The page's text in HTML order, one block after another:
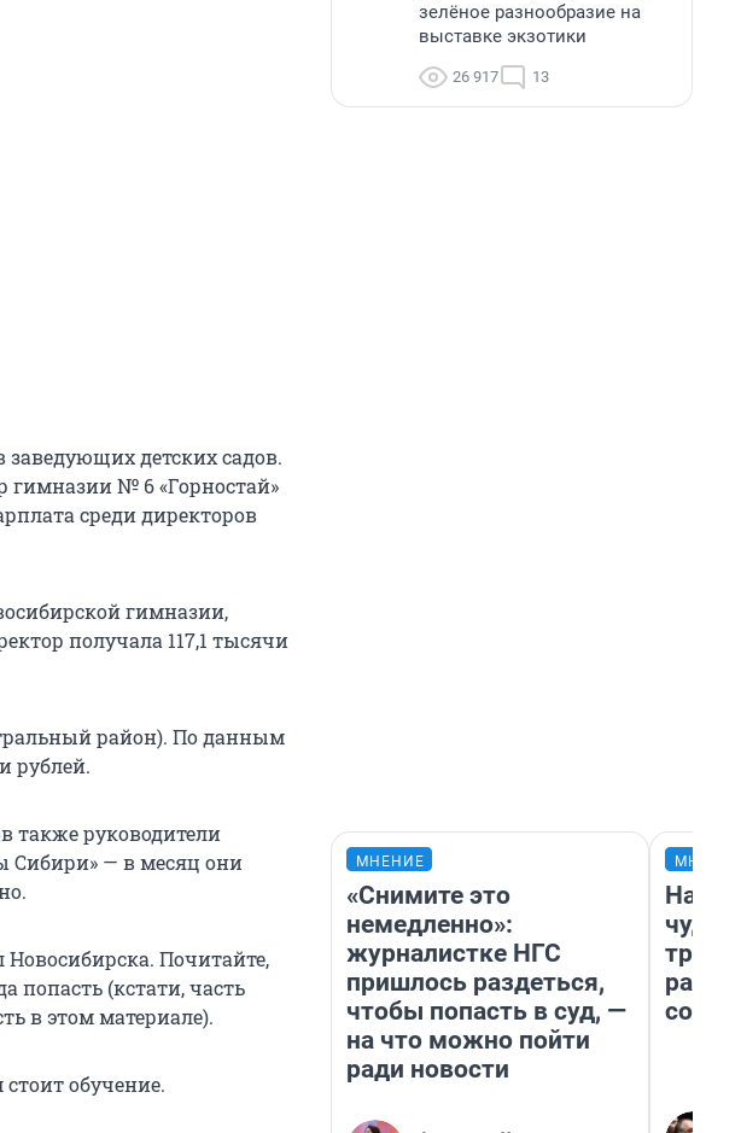
детских садов.
гимназии № 6 «Горностай»
среди директоров
гимназии,
получала 117,1 тысячи
район). По данным
рублей.
также руководители
Сибири» — в месяц они
Почитайте,
попасть (кстати, часть
в этом материале).
обучение.
зелёное разнообразие на
выставке экзотики
26 917 13
МНЕНИЕ
«Снимите это
немедленно»:
журналистке НГС
пришлось раздеться,
чтобы попасть в суд, —
на что можно пойти
ради новости